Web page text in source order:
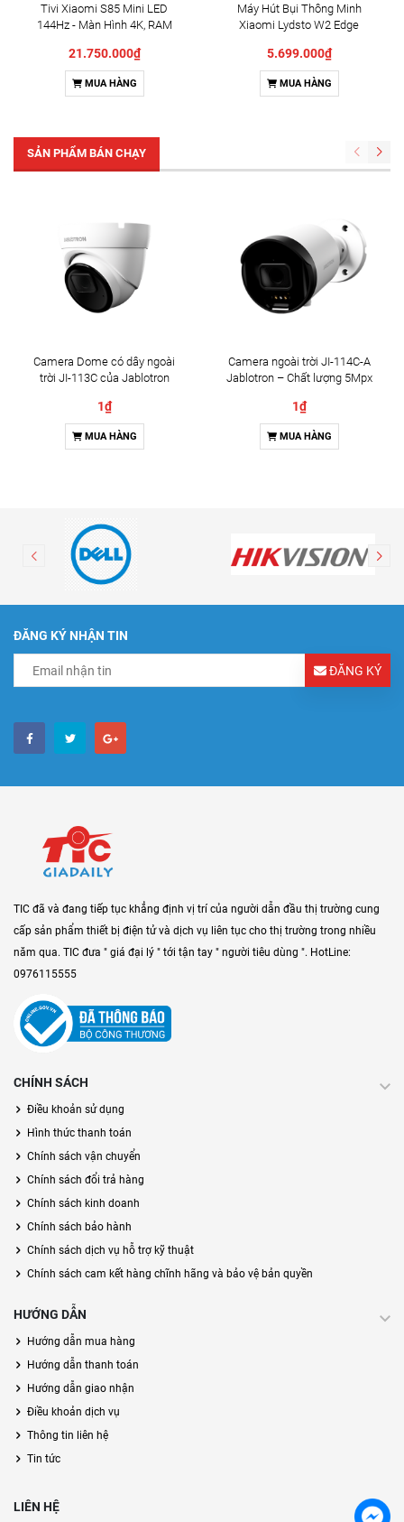
Tivi Xiaomi S85 Mini LED
144Hz - Màn Hình 4K, RAM
21.750.000₫
MUA HÀNG
Máy Hút Bụi Thông Minh
Xiaomi Lydsto W2 Edge
5.699.000₫
MUA HÀNG
SẢN PHẨM BÁN CHẠY
Camera Dome có dây ngoài
trời JI-113C của Jablotron
1₫
MUA HÀNG
Camera ngoài trời JI-114C-A
Jablotron – Chất lượng 5Mpx
1₫
MUA HÀNG
ĐĂNG KÝ NHẬN TIN
ĐĂNG KÝ
TIC đã và đang tiếp tục khẳng định vị trí của người dẫn đầu thị trường cung
cấp sản phẩm thiết bị điện tử và dịch vụ liên tục cho thị trường trong nhiều
năm qua. TIC đưa " giá đại lý " tới tận tay " người tiêu dùng ". HotLine:
0976115555
CHÍNH SÁCH
Điều khoản sử dụng
Hình thức thanh toán
Chính sách vận chuyển
Chính sách đổi trả hàng
Chính sách kinh doanh
Chính sách bảo hành
Chính sách dịch vụ hỗ trợ kỹ thuật
Chính sách cam kết hàng chĩnh hãng và bảo vệ bản quyền
HƯỚNG DẪN
Hướng dẫn mua hàng
Hướng dẫn thanh toán
Hướng dẫn giao nhận
Điều khoản dịch vụ
Thông tin liên hệ
Tin tức
LIÊN HỆ